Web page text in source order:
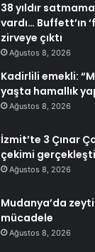
38 yıldır
vardı… Buffett’ın
zirveye çıktı
Ağustos 8, 2026
Kadirlili emekli:
yaşta hamallık
Ağustos 8, 2026
İzmit’te 3 Çınar
çekimi
Ağustos 8, 2026
Mudanya’da
mücadele
Ağustos 8, 2026